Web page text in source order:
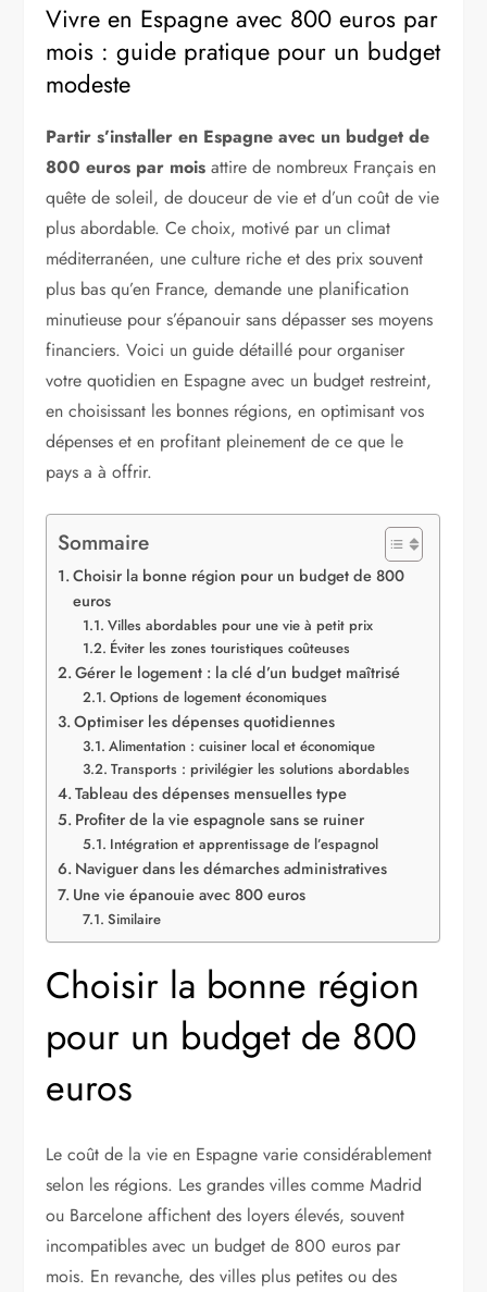
Vivre en Espagne avec 800 euros par
mois : guide pratique pour un budget
modeste
Partir s’installer en Espagne avec un budget de
800 euros par mois attire de nombreux Français en
quête de soleil, de douceur de vie et d’un coût de vie
plus abordable. Ce choix, motivé par un climat
méditerranéen, une culture riche et des prix souvent
plus bas qu’en France, demande une planification
minutieuse pour s’épanouir sans dépasser ses moyens
financiers. Voici un guide détaillé pour organiser
votre quotidien en Espagne avec un budget restreint,
en choisissant les bonnes régions, en optimisant vos
dépenses et en profitant pleinement de ce que le
pays a à offrir.
Sommaire
Choisir la bonne région pour un budget de 800
euros
Villes abordables pour une vie à petit prix
Éviter les zones touristiques coûteuses
Gérer le logement : la clé d’un budget maîtrisé
Options de logement économiques
Optimiser les dépenses quotidiennes
Alimentation : cuisiner local et économique
Transports : privilégier les solutions abordables
Tableau des dépenses mensuelles type
Profiter de la vie espagnole sans se ruiner
Intégration et apprentissage de l’espagnol
Naviguer dans les démarches administratives
Une vie épanouie avec 800 euros
Similaire
Choisir la bonne région
pour un budget de 800
euros
Le coût de la vie en Espagne varie considérablement
selon les régions. Les grandes villes comme Madrid
ou Barcelone affichent des loyers élevés, souvent
incompatibles avec un budget de 800 euros par
mois. En revanche, des villes plus petites ou des